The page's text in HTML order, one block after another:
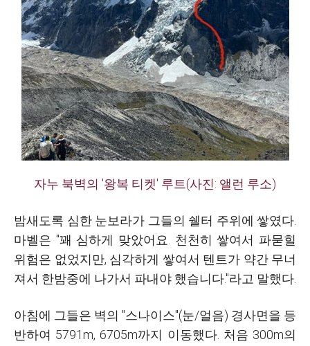
자누 북벽의 '왕복 티켓' 루트(사진: 앨런 루소)
밤새도록 심한 눈보라가 그들의 쉘터 주위에 쌓였다.
마벨은 "꽤 심하게 맞았어요. 천천히 쌓여서 파묻힐
위험은 없었지만, 심각하게 쌓여서 텐트가 약간 무너
져서 한밤중에 나가서 파내야 했습니다."라고 말했다.
아침에 그들은 벽의 "스나이스"(눈/얼음) 경사면을 등
반하여 5791m, 6705m까지 이동했다. 처음 300m의